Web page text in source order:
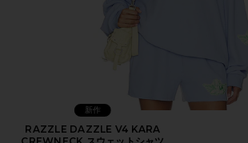
新作
RAZZLE DAZZLE V4 KARA